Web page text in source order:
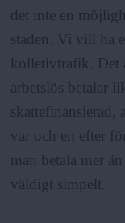
det inte en
staden. Vi vill ha
kolletivtrafik. Det
arbetslös betalar
var och en efter
man betala mer
väldigt simpelt.